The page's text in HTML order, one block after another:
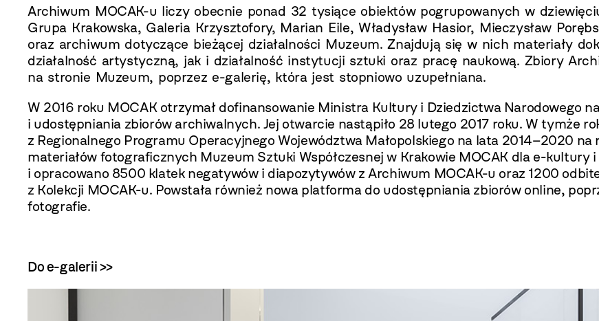
Archiwum MOCAK-u liczy obecnie ponad 32 tysiące obiektów pogrupowanych w
Grupa Krakowska, Galeria Krzysztofory, Marian Eile, Władysław Hasior, Mieczysław
oraz archiwum dotyczące bieżącej działalności Muzeum. Znajdują się w nich materiały
działalność artystyczną, jak i działalność instytucji sztuki oraz pracę naukową. Zbiory
na stronie Muzeum, poprzez e-galerię, która jest stopniowo uzupełniana.
W 2016 roku MOCAK otrzymał dofinansowanie Ministra Kultury i Dziedzictwa Narodowego
i udostępniania zbiorów archiwalnych. Jej otwarcie nastąpiło 28 lutego 2017 roku. W tymże
z Regionalnego Programu Operacyjnego Województwa Małopolskiego na lata 2014–2020
materiałów fotograficznych Muzeum Sztuki Współczesnej w Krakowie MOCAK dla e-kultury
i opracowano 8500 klatek negatywów i diapozytywów z Archiwum MOCAK-u oraz 1200
z Kolekcji MOCAK-u. Powstała również nowa platforma do udostępniania zbiorów online,
fotografie.
Do e-galerii >>